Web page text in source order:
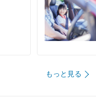
もっと見る